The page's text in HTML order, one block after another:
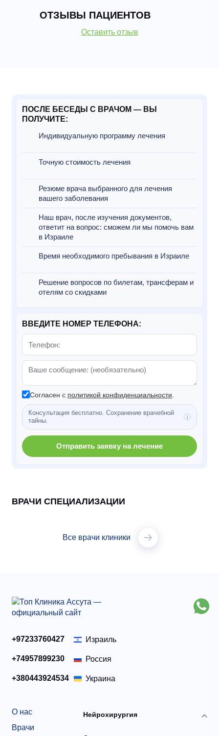
ОТЗЫВЫ ПАЦИЕНТОВ
Оставить отзыв
ВВЕДИТЕ НОМЕР ТЕЛЕФОНА:
Согласен с политикой конфиденциальности
Консультация бесплатно. Сохранение врачебной
тайны.
Отправить заявку на лечение
ПОСЛЕ БЕСЕДЫ С ВРАЧОМ — ВЫ
ПОЛУЧИТЕ:
Индивидуальную программу лечения
Точную стоимость лечения
Резюме врача выбранного для лечения
вашего заболевания
Наш врач, после изучения документов,
ответит на вопрос: сможем ли мы помочь вам
в Израиле
Время необходимого пребывания в Израиле
Решение вопросов по билетам, трансферам и
отелям со скидками
ВРАЧИ СПЕЦИАЛИЗАЦИИ
Все врачи клиники
+97233760427 Израиль
+74957899230 Россия
+380443924534 Украина
О нас
Врачи
Нейрохирургия